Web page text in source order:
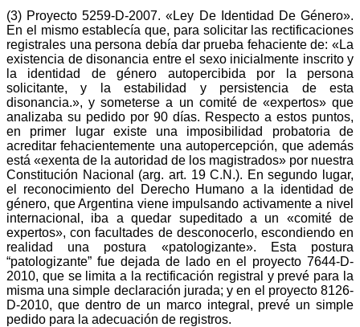
(3) Proyecto 5259-D-2007. «Ley De Identidad De Género».
En el mismo establecía que, para solicitar las rectificaciones
registrales una persona debía dar prueba fehaciente de: «La
existencia de disonancia entre el sexo inicialmente inscrito y
la identidad de género autopercibida por la persona
solicitante, y la estabilidad y persistencia de esta
disonancia.», y someterse a un comité de «expertos» que
analizaba su pedido por 90 días. Respecto a estos puntos,
en primer lugar existe una imposibilidad probatoria de
acreditar fehacientemente una autopercepción, que además
está «exenta de la autoridad de los magistrados» por nuestra
Constitución Nacional (arg. art. 19 C.N.). En segundo lugar,
el reconocimiento del Derecho Humano a la identidad de
género, que Argentina viene impulsando activamente a nivel
internacional, iba a quedar supeditado a un «comité de
expertos», con facultades de desconocerlo, escondiendo en
realidad una postura «patologizante». Esta postura
“patologizante” fue dejada de lado en el proyecto 7644-D-
2010, que se limita a la rectificación registral y prevé para la
misma una simple declaración jurada; y en el proyecto 8126-
D-2010, que dentro de un marco integral, prevé un simple
pedido para la adecuación de registros.